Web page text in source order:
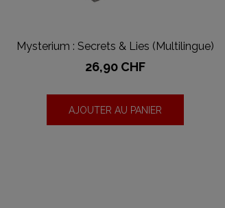
Mysterium : Secrets & Lies (Multilingue)
Prix
26,90 CHF
AJOUTER AU PANIER